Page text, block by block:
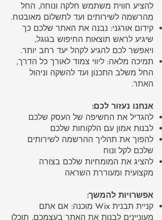
להציע חווית משתמש חלקה ונוחה, החל
מהרשמה לשירותים ועד לתשלום מאובטח.
קידום אורגני: נבנה את האתר שלכם כך
שיגיע לראש תוצאות החיפוש בגוגל,
ויאפשר לכם להגיע לקהל יעד רחב יותר.
תמיכה מלאה: ליווי צמוד לאורך כל הדרך,
החל משלב התכנון ועד להשקה וניהול
האתר.
אנחנו נעזור לכם:
להגדיל את החשיפה של העסק שלכם
לבנות אמון עם הלקוחות שלכם
להפוך את תהליך ההרשמה לשירותים
שלכם לקל ונוח
להציג את המומחיות שלכם בצורה
מקצועית ומעוררת השראה
אפשרויות להמשך:
קניית תבנית Wix מוכנה: אם אתם
מעוניינים לבנות את האתר בעצמכם, תוכלו